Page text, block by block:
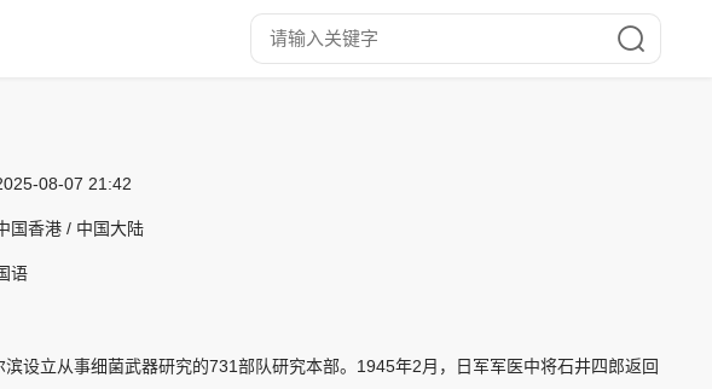
08-07 21:42
国香港 / 中国大陆
语
设立从事细菌武器研究的731部队研究本部。1945年2月，日军军医中将石井四郎返回